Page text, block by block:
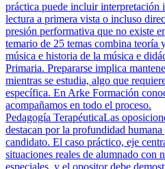
práctica puede incluir interpretación
lectura a primera vista o incluso
presión performativa que no existe
temario de 25 temas combina teoría
música e historia de la música e
Primaria. Prepararse implica
mientras se estudia, algo que
específica. En Arke Formación
acompañamos en todo el proceso.
Pedagogía TerapéuticaLas
destacan por la profundidad
candidato. El caso práctico, eje
situaciones reales de alumnado con
especiales, y el opositor debe